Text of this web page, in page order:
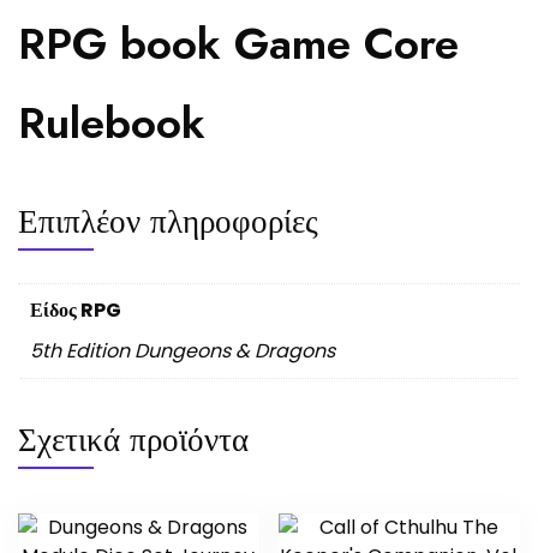
RPG book Game Core
Rulebook
Επιπλέον πληροφορίες
Είδος RPG
5th Edition Dungeons & Dragons
Σχετικά προϊόντα